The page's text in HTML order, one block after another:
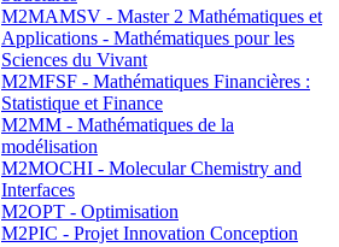
M2MAMSV - Master 2 Mathématiques et
Applications - Mathématiques pour les
Sciences du Vivant
M2MFSF - Mathématiques Financières :
Statistique et Finance
M2MM - Mathématiques de la
modélisation
M2MOCHI - Molecular Chemistry and
Interfaces
M2OPT - Optimisation
M2PIC - Projet Innovation Conception